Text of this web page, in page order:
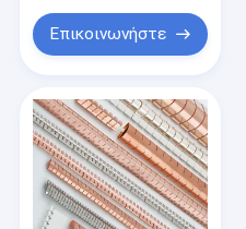
παρέμβασης
στολισμάτων
Επικοινωνήστε